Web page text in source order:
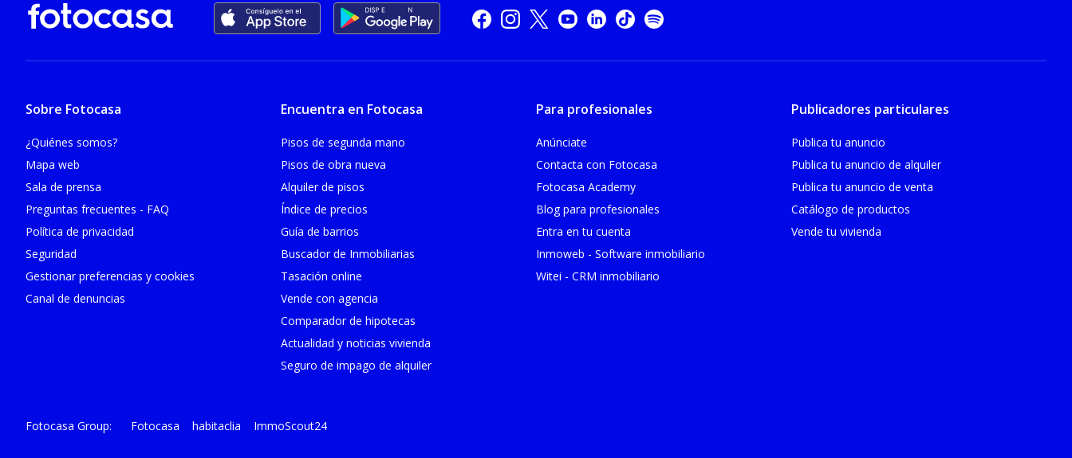
Sobre Fotocasa
¿Quiénes somos?
Mapa web
Sala de prensa
Preguntas frecuentes - FAQ
Política de privacidad
Seguridad
Gestionar preferencias y cookies
Canal de denuncias
Encuentra en Fotocasa
Pisos de segunda mano
Pisos de obra nueva
Alquiler de pisos
Índice de precios
Guía de barrios
Buscador de Inmobiliarias
Tasación online
Vende con agencia
Comparador de hipotecas
Actualidad y noticias vivienda
Seguro de impago de alquiler
Para profesionales
Anúnciate
Contacta con Fotocasa
Fotocasa Academy
Blog para profesionales
Entra en tu cuenta
Inmoweb - Software inmobiliario
Witei - CRM inmobiliario
Publicadores particulares
Publica tu anuncio
Publica tu anuncio de alquiler
Publica tu anuncio de venta
Catálogo de productos
Vende tu vivienda
Fotocasa Group Fotocasa habitaclia ImmoScout24